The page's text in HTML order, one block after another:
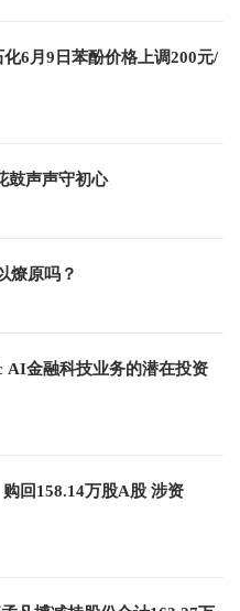
6月9日苯酚价格上调200元/
快报!李淼梨 园坚守三十载 花鼓声声守初心
燎原吗？
AI金融科技业务的潜在投资
回158.14万股A股 涉资